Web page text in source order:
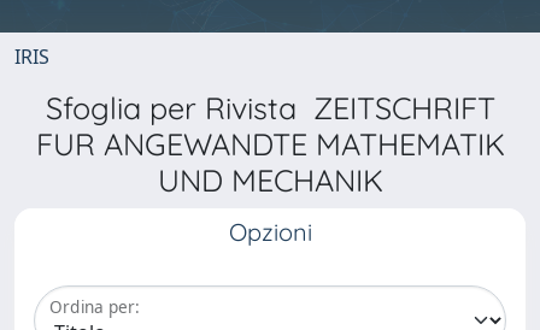
IRIS
Sfoglia per Rivista ZEITSCHRIFT
FUR ANGEWANDTE MATHEMATIK
UND MECHANIK
Opzioni
Ordina per: